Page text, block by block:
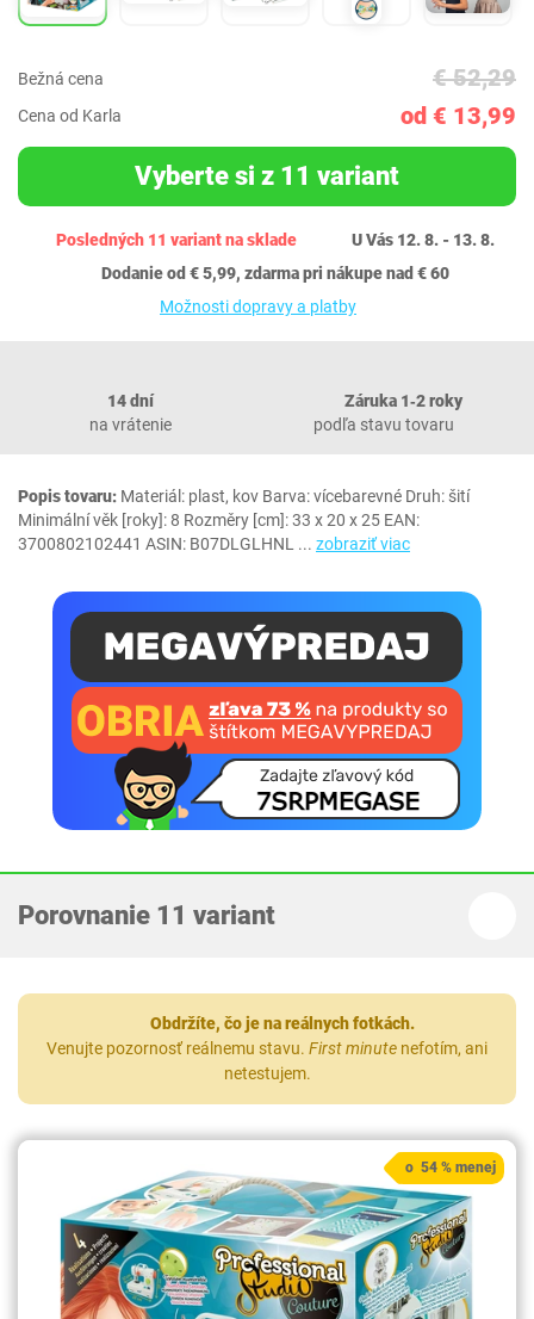
Bežná cena € 52,29
Cena od Karla od € 13,99
Vyberte si z 11 variant
Posledných 11 variant na sklade
U Vás 12. 8. - 13. 8.
Dodanie od € 5,99, zdarma pri nákupe nad € 60
Možnosti dopravy a platby
14 dní
na vrátenie
Záruka 1‐2 roky
podľa stavu tovaru
Popis tovaru: Materiál: plast, kov Barva: vícebarevné Druh: šití
Minimální věk [roky]: 8 Rozměry [cm]: ‎33 x 20 x 25 EAN:
3700802102441 ASIN: B07DLGLHNL ... zobraziť viac
Porovnanie 11 variant
Obdržíte, čo je na reálnych fotkách.
Venujte pozornosť reálnemu stavu. First minute nefotím, ani
netestujem.
o 54 % menej